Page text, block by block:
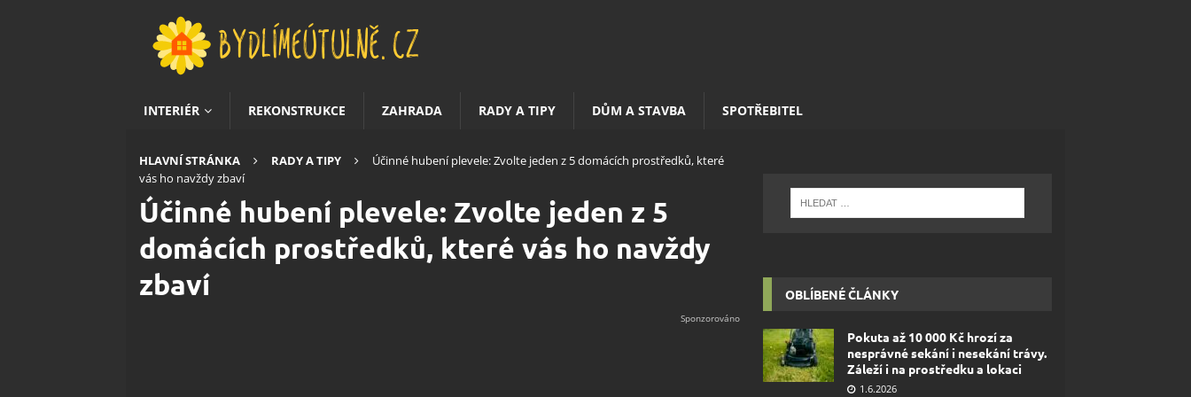
INTERIÉR REKONSTRUKCE ZAHRADA RADY A TIPY DŮM A STAVBA SPOTŘEBITEL
HLAVNÍ STRÁNKA RADY A TIPY
Účinné hubení plevele: Zvolte jeden z 5 domácích prostředků, které
vás ho navždy zbaví
Účinné hubení plevele: Zvolte jeden z 5
domácích prostředků, které vás ho navždy
zbaví
OBLÍBENÉ ČLÁNKY
Pokuta až 10 000 Kč hrozí za
nesprávné sekání i nesekání trávy.
Záleží i na prostředku a lokaci
1.6.2026